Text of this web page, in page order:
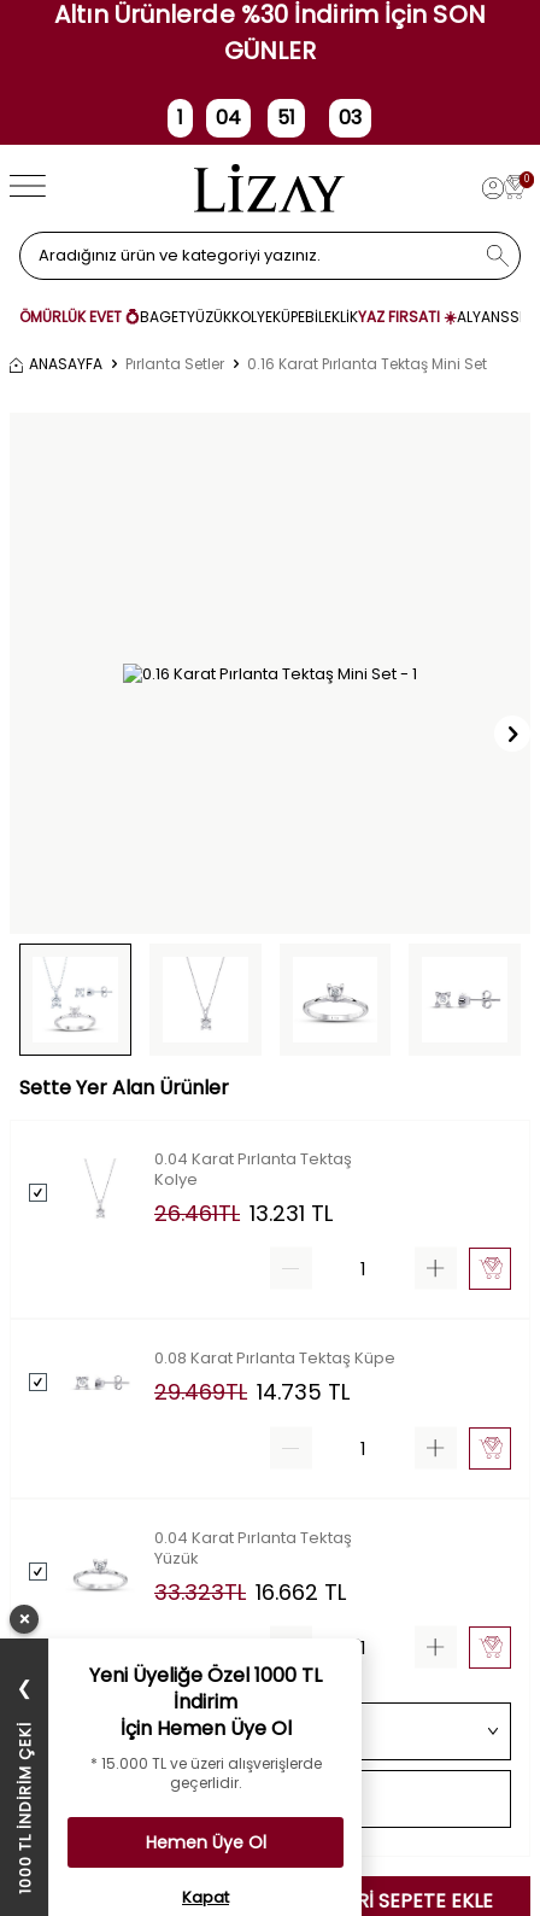
Altın Ürünlerde %30 İndirim İçin SON
GÜNLER
1
Gün
04
Saat
51 02
0
ÖMÜRLÜK EVET 💍BAGETYÜZÜKKOLYEKÜPEBİLEKLİKYAZ FIRSATI ☀️ALYANS
ANASAYFA Pırlanta Setler 0.16 Karat Pırlanta Tektaş Mini Set
Sette Yer Alan Ürünler
0.04 Karat Pırlanta Tektaş
Kolye
26.461TL 13.231 TL
0.08 Karat Pırlanta Tektaş Küpe
29.469TL 14.735 TL
0.04 Karat Pırlanta Tektaş
Yüzük
33.323TL 16.662 TL
SEÇİLENLERİ SEPETE EKLE
×
❯
1000 TL İNDİRİM ÇEKİ
Yeni Üyeliğe Özel 1000 TL
İndirim
İçin Hemen Üye Ol
* 15.000 TL ve üzeri alışverişlerde
geçerlidir.
Hemen Üye Ol
Kapat